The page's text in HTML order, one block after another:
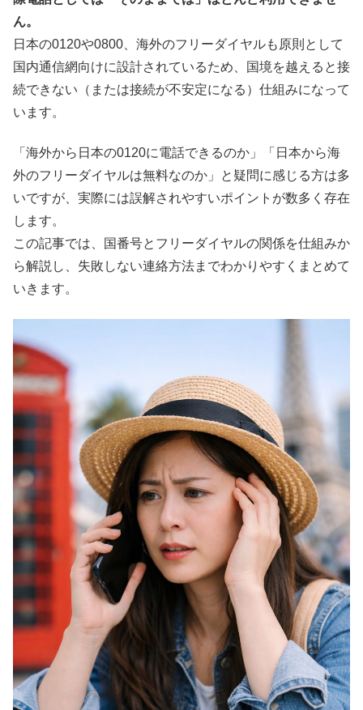
ん。
日本の0120や0800、海外のフリーダイヤルも原則として
国内通信網向けに設計されているため、国境を越えると接
続できない（または接続が不安定になる）仕組みになって
います。
「海外から日本の0120に電話できるのか」「日本から海
外のフリーダイヤルは無料なのか」と疑問に感じる方は多
いですが、実際には誤解されやすいポイントが数多く存在
します。
この記事では、国番号とフリーダイヤルの関係を仕組みか
ら解説し、失敗しない連絡方法までわかりやすくまとめて
いきます。